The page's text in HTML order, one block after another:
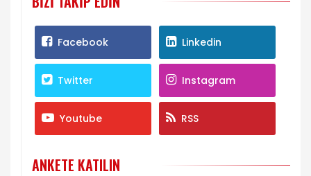
Facebook Linkedin
Twitter Instagram
Youtube RSS
ANKETE KATILIN